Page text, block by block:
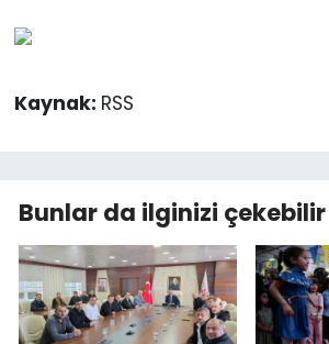
Kaynak: RSS
Bunlar da ilginizi çekebilir